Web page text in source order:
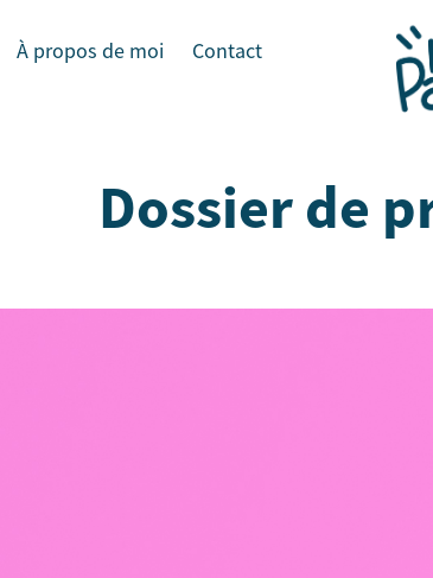
À propos de moi
Contact
Dossier de